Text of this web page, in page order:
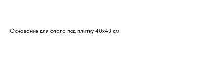
Основание для флага под плитку 40х40 см